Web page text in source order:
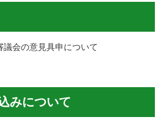
会の意見具申について
みについて